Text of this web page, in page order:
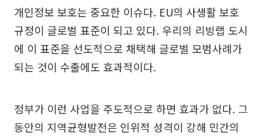
개인정보 보호는 중요한 이슈다. EU의 사생활 보호
규정이 글로벌 표준이 되고 있다. 우리의 리빙랩 도시
에 이 표준을 선도적으로 채택해 글로벌 모범사례가
되는 것이 수출에도 효과적이다.
정부가 이런 사업을 주도적으로 하면 효과가 없다. 그
동안의 지역균형발전은 인위적 성격이 강해 민간의